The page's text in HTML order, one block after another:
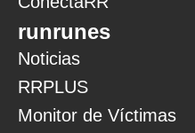
runrunes
Noticias
RRPLUS
Monitor de Víctimas